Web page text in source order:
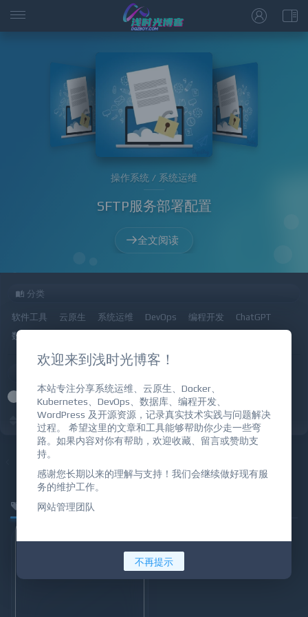
操作系统 / 系统运维
SFTP服务部署配置
全文阅读
分类
软件工具 云原生 系统运维 DevOps 编程开发
ChatGPT
数据库
全部 免费 付费 VIP免费 VIP优惠
发布时间 更新时间 热评 随机 热门
智能推荐
SFTP
欢迎来到浅时光博客！
本站专注分享系统运维、云原生、Docker、
Kubernetes、DevOps、数据库、编程开发、
WordPress 及开源资源，记录真实技术实践与问题解决
过程。 希望这里的文章和工具能够帮助你少走一些弯
路。如果内容对你有帮助，欢迎收藏、留言或赞助支
持。
感谢您长期以来的理解与支持！我们会继续做好现有服
务的维护工作。
网站管理团队
不再提示